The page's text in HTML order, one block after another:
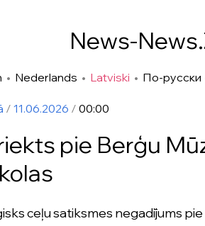
News-
• Nederlands • Latviski • По-русски
/ 11.06.2026 / 00:00
pie Berģu
ceļu satiksmes negadījums